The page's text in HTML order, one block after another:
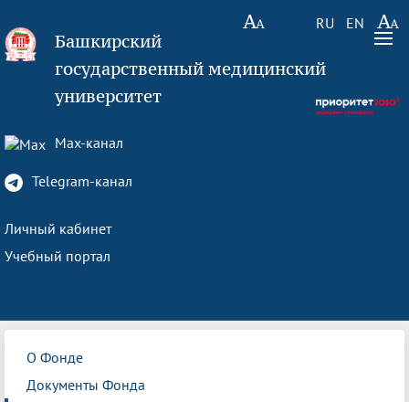
RU EN
Башкирский
государственный медицинский
университет
Max-канал
Telegram-канал
Личный кабинет
Учебный портал
О Фонде
Документы Фонда